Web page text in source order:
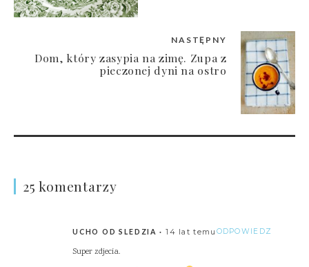
NASTĘPNY
Dom, który zasypia na zimę. Zupa z
pieczonej dyni na ostro
25 komentarzy
UCHO OD SLEDZIA 14 lat temu ODPOWIEDZ
Super zdjecia.